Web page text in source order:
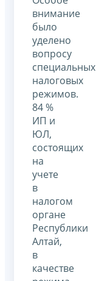
внимание
было
уделено
вопросу
специальных
налоговых
режимов.
84 %
ИП и
ЮЛ,
состоящих
на
учете
в
налогом
органе
Республики
Алтай,
в
качестве